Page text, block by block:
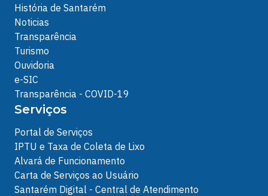
História de Santarém
Noticias
Transparência
Turismo
Ouvidoria
e-SIC
Transparência - COVID-19
Serviços
Portal de Serviços
IPTU e Taxa de Coleta de Lixo
Alvará de Funcionamento
Carta de Serviços ao Usuário
Santarém Digital - Central de Atendimento